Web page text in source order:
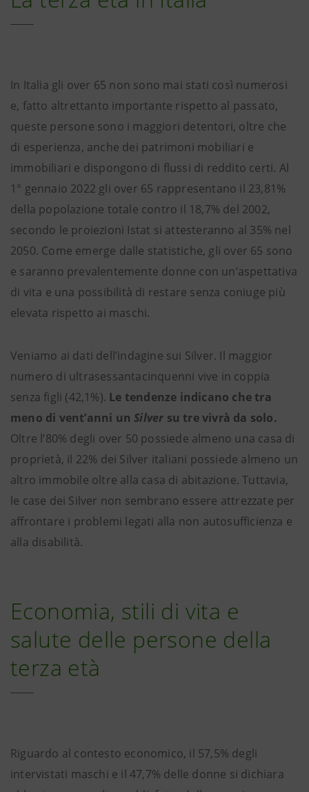
In Italia gli over 65 non sono mai stati così numerosi
e, fatto altrettanto importante rispetto al passato,
queste persone sono i maggiori detentori, oltre che
di esperienza, anche dei patrimoni mobiliari e
immobiliari e dispongono di flussi di reddito certi. Al
1° gennaio 2022 gli over 65 rappresentano il 23,81%
della popolazione totale contro il 18,7% del 2002,
secondo le proiezioni Istat si attesteranno al 35% nel
2050. Come emerge dalle statistiche, gli over 65 sono
e saranno prevalentemente donne con un’aspettativa
di vita e una possibilità di restare senza coniuge più
elevata rispetto ai maschi.
Veniamo ai dati dell’indagine sui Silver. Il maggior
numero di ultrasessantacinquenni vive in coppia
senza figli (42,1%). Le tendenze indicano che tra
meno di vent’anni unSilver su tre vivrà da solo.
Oltre l’80% degli over 50 possiede almeno una casa di
proprietà, il 22% dei Silver italiani possiede almeno un
altro immobile oltre alla casa di abitazione. Tuttavia,
le case dei Silver non sembrano essere attrezzate per
affrontare i problemi legati alla non autosufficienza e
alla disabilità.
Economia, stili di vita e
salute delle persone della
terza età
Riguardo al contesto economico, il 57,5% degli
intervistati maschi e il 47,7% delle donne si dichiara